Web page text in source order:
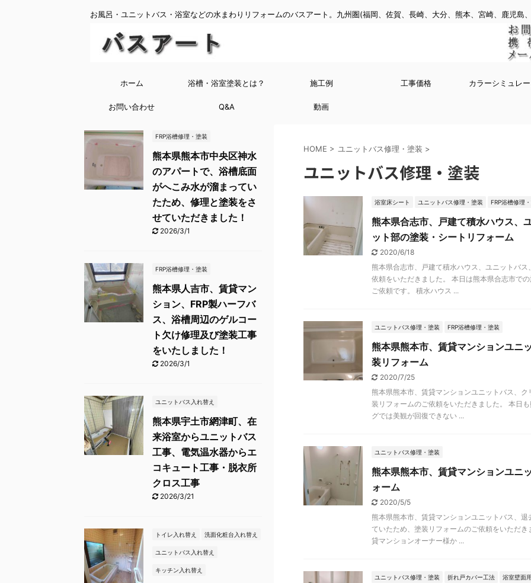
お風呂・ユニットバス・浴室などの水まわりリフォームのバスアート。九州圏(福岡、佐賀、長崎、大分、熊本、宮崎、鹿児島
ホーム 浴槽・浴室塗装とは？ 施工例 工事価格 カラーシミュレ
お問い合わせ Q&A 動画
HOME > ユニットバス修理・塗装 >
ユニットバス修理・塗装
浴室床シート ユニットバス修理・塗装 FRP浴槽修理
熊本県合志市、戸建て積水ハウス、
ット部の塗装・シートリフォーム
2020/6/18
熊本県合志市、戸建て積水ハウス、ユニットバ
依頼をいただきました。 本日は熊本県合志市で
ご依頼です。 積水ハウス ...
ユニットバス修理・塗装 FRP浴槽修理・塗装
熊本県熊本市、賃貸マンションユニ
装リフォーム
2020/7/25
熊本県熊本市、賃貸マンションユニットバス、
装リフォームのご依頼をいただきました。 本日
グでは美観が回復できない ...
ユニットバス修理・塗装
熊本県熊本市、賃貸マンションユニ
ォーム
2020/5/5
熊本県熊本市、賃貸マンションユニットバス、
ていたため、塗装リフォームのご依頼をいただ
貸マンションオーナー様か ...
ユニットバス修理・塗装 折れ戸カバー工法 浴室壁面
FRP浴槽修理・塗装
熊本県熊本市中央区神水
のアパートで、浴槽底面
がへこみ水が溜まってい
たため、修理と塗装をさ
せていただきました！
2026/3/1
FRP浴槽修理・塗装
熊本県人吉市、賃貸マン
ション、FRP製ハーフバ
ス、浴槽周辺のゲルコー
ト欠け修理及び塗装工事
をいたしました！
2026/3/1
ユニットバス入れ替え
熊本県宇土市網津町、在
来浴室からユニットバス
工事、電気温水器からエ
コキュート工事・脱衣所
クロス工事
2026/3/21
トイレ入れ替え 洗面化粧台入れ替え
ユニットバス入れ替え
キッチン入れ替え